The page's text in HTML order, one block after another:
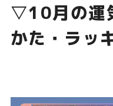
▽10月の運
かた・ラッ